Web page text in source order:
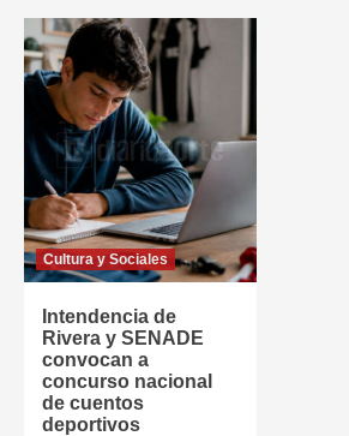
Cultura y Sociales
Intendencia de
Rivera y SENADE
convocan a
concurso nacional
de cuentos
deportivos